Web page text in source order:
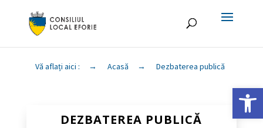
Deschide
Vă aflați aici : → Acasă → Dezbaterea publică
DEZBATEREA PUBLICĂ